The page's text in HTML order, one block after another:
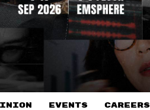
EVENTS CAREERS